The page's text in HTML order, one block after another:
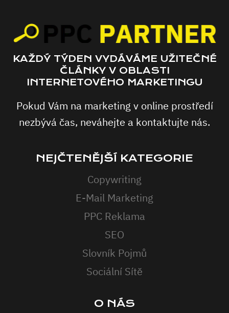
KAŽDÝ TÝDEN VYDÁVÁME UŽITEČNÉ
ČLÁNKY V OBLASTI
INTERNETOVÉHO MARKETINGU
Pokud Vám na marketing v online prostředí
nezbývá čas, neváhejte a kontaktujte nás.
NEJČTENĚJŠÍ KATEGORIE
Copywriting
E-Mail Marketing
PPC Reklama
SEO
Slovník Pojmů
Sociální Sítě
O NÁS